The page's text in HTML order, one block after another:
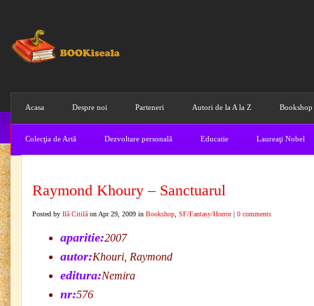
Acasa Despre noi Parteneri Autori de la A la Z Bookshop
Colecţia de Artă Dezvoltare personală Educatie Laureaţi Nobel
Raymond Khoury – Sanctuarul
Posted by Ilă Citilă on Apr 29, 2009 in Bookshop SF/Fantasy/Horror| 0 comments
aparitie:2007
autor:Khouri, Raymond
editura:Nemira
nr:576